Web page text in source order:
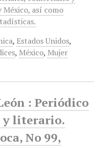
México, así como
, Estados Unidos,
, México, Mujer
: Periódico
y literario.
No 99,